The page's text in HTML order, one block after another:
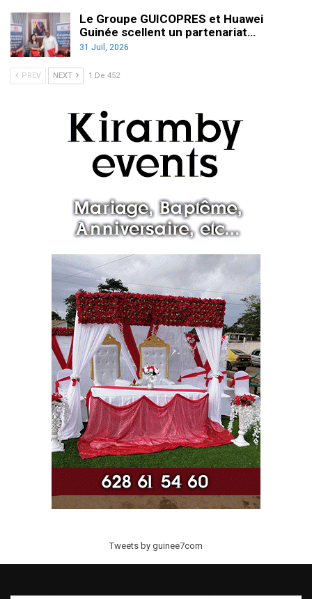
Le Groupe GUICOPRES et Huawei
Guinée scellent un partenariat…
31 Juil, 2026
PREV NEXT 1 De 452
Tweets by guinee7com